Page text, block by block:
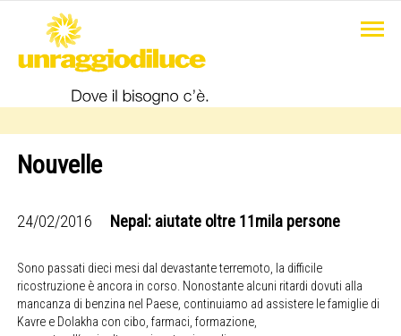
Nouvelle
24/02/2016 Nepal: aiutate oltre 11mila persone
Sono passati dieci mesi dal devastante terremoto, la difficile
ricostruzione è ancora in corso. Nonostante alcuni ritardi dovuti alla
mancanza di benzina nel Paese, continuiamo ad assistere le famiglie di
Kavre e Dolakha con cibo, farmaci, formazione,